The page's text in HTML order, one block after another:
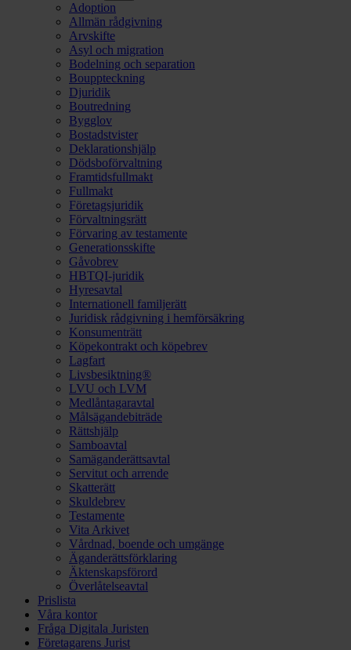
Adoption
Allmän rådgivning
Arvskifte
Asyl och migration
Bodelning och separation
Bouppteckning
Djuridik
Boutredning
Bygglov
Bostadstvister
Deklarationshjälp
Dödsboförvaltning
Framtidsfullmakt
Fullmakt
Företagsjuridik
Förvaltningsrätt
Förvaring av testamente
Generationsskifte
Gåvobrev
HBTQI-juridik
Hyresavtal
Internationell familjerätt
Juridisk rådgivning i hemförsäkring
Konsumenträtt
Köpekontrakt och köpebrev
Lagfart
Livsbesiktning®
LVU och LVM
Medlåntagaravtal
Målsägandebiträde
Rättshjälp
Samboavtal
Samäganderättsavtal
Servitut och arrende
Skatterätt
Skuldebrev
Testamente
Vita Arkivet
Vårdnad, boende och umgänge
Äganderättsförklaring
Äktenskapsförord
Överlåtelseavtal
Prislista
Våra kontor
Fråga Digitala Juristen
Företagarens Jurist